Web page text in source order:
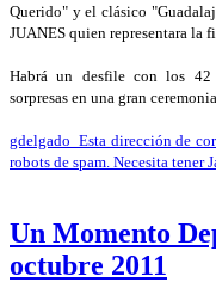
Querido" y el clásico
JUANES quien representara la
Habrá un desfile con los
sorpresas en una gran ceremonia.
gdelgado_ Esta dirección de
robots de spam. Necesita tener
Un Momento
octubre 2011